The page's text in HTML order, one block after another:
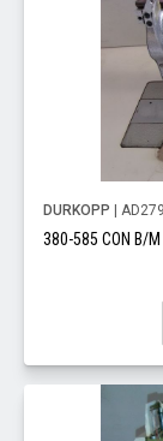
DURKOPP |
380-585 CON B/